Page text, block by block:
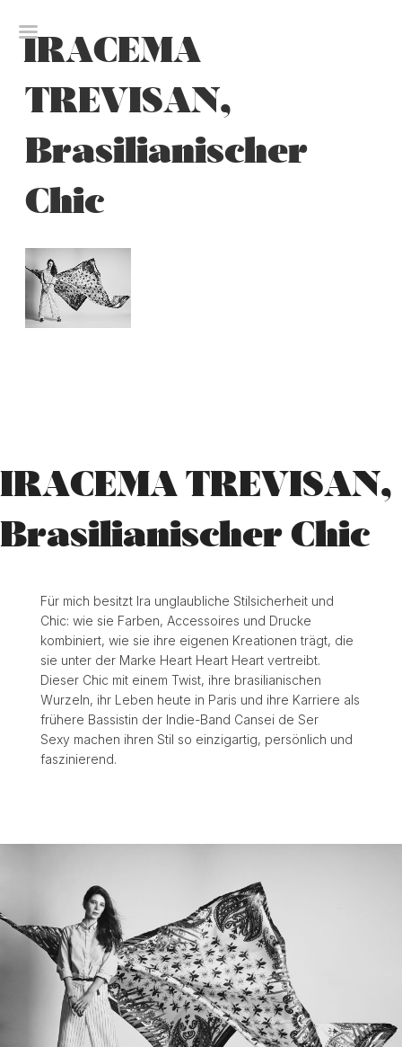
IRACEMA
TREVISAN,
Brasilianischer
Chic
IRACEMA TREVISAN,
Brasilianischer Chic
Für mich besitzt Ira unglaubliche Stilsicherheit und
Chic: wie sie Farben, Accessoires und Drucke
kombiniert, wie sie ihre eigenen Kreationen trägt, die
sie unter der Marke Heart Heart Heart vertreibt.
Dieser Chic mit einem Twist, ihre brasilianischen
Wurzeln, ihr Leben heute in Paris und ihre Karriere als
frühere Bassistin der Indie-Band Cansei de Ser
Sexy machen ihren Stil so einzigartig, persönlich und
faszinierend.